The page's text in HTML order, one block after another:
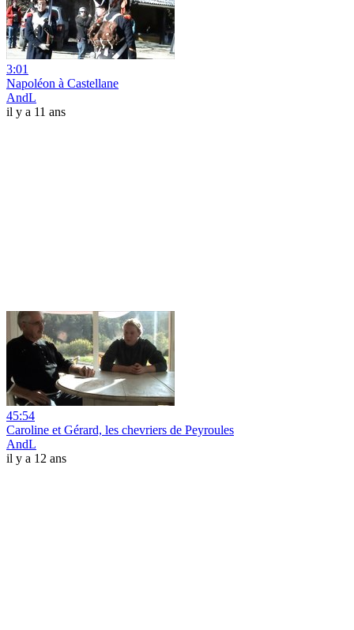
3:01
Napoléon à Castellane
AndL
il y a 11 ans
45:54
Caroline et Gérard, les chevriers de Peyroules
AndL
il y a 12 ans